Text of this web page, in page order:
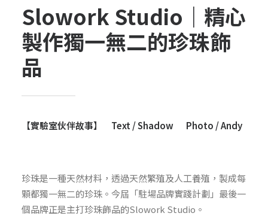
Slowork Studio｜精心
製作獨一無二的珍珠飾
品
【實驗室伙伴故事】 Text / Shadow Photo / Andy
珍珠是一種天然材料，透過天然繁殖及人工養殖，製成每
顆都獨一無二的珍珠。今屆「駐場品牌實踐計劃」最後一
個品牌正是主打珍珠飾品的Slowork Studio 。